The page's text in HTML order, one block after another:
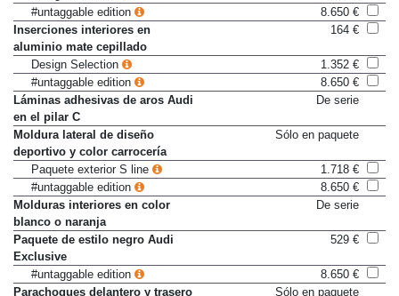
Design Selection
1.352 €
#untaggable edition
8.650 €
Inserciones interiores en
aluminio mate cepillado
Design Selection
1.352 €
#untaggable edition
8.650 €
Láminas adhesivas de aros Audi
en el pilar C
Moldura lateral de diseño
deportivo y color carrocería
Paquete exterior S line
1.718 €
#untaggable edition
8.650 €
Molduras interiores en color
blanco o naranja
Paquete de estilo negro Audi
Exclusive
#untaggable edition
8.650 €